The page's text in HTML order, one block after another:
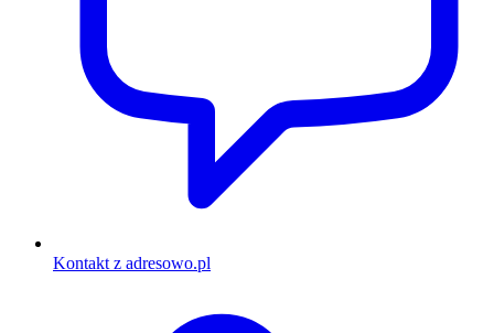
Kontakt z adresowo.pl